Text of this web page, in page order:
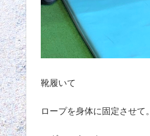
靴履いて
ロープを身体に固定させて。